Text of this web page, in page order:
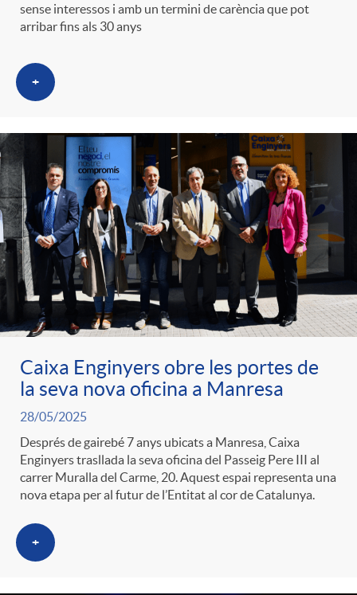
sense interessos i amb un termini de carència que pot
arribar fins als 30 anys
+
Caixa Enginyers obre les portes de
la seva nova oficina a Manresa
28/05/2025
Després de gairebé 7 anys ubicats a Manresa, Caixa
Enginyers trasllada la seva oficina del Passeig Pere III al
carrer Muralla del Carme, 20. Aquest espai representa una
nova etapa per al futur de l’Entitat al cor de Catalunya.
+